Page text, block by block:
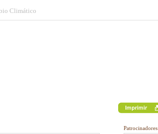
Climático
Patrocinadores